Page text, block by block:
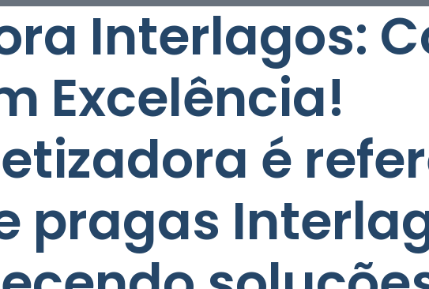
Interlagos:
Excelência!
é
pragas